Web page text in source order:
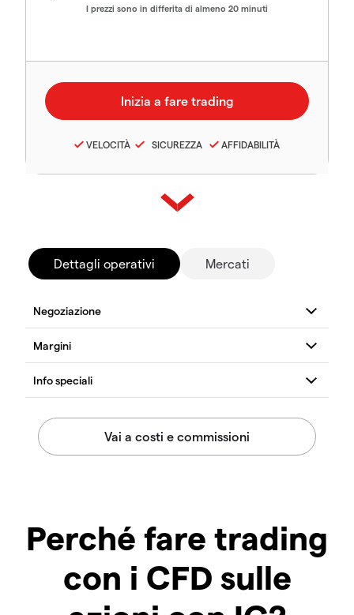
I prezzi sono in differita di almeno 20 minuti
VELOCITÀ SICUREZZA AFFIDABILITÀ
Dettagli operativi Mercati
Perché fare trading
con i CFD sulle